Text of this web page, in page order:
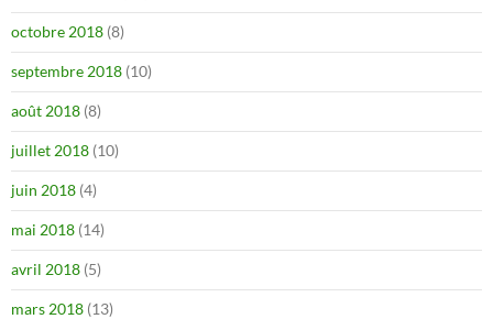
octobre 2018 (8)
septembre 2018 (10)
août 2018 (8)
juillet 2018 (10)
juin 2018 (4)
mai 2018 (14)
avril 2018 (5)
mars 2018 (13)